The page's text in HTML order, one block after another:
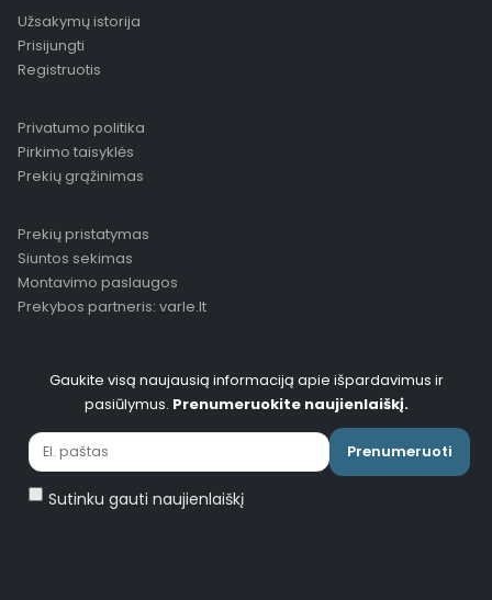
Užsakymų istorija
Prisijungti
Registruotis
Privatumo politika
Pirkimo taisyklės
Prekių grąžinimas
Prekių pristatymas
Siuntos sekimas
Montavimo paslaugos
Prekybos partneris: varle.lt
Gaukite visą naujausią informaciją apie išpardavimus ir
pasiūlymus. Prenumeruokite naujienlaiškį.
Prenumeruoti
Sutinku gauti naujienlaiškį